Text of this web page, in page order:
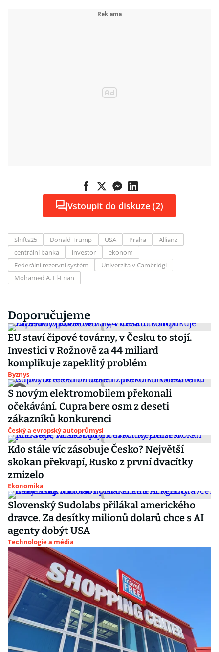
Vstoupit do diskuze (2)
Shifts25 Donald Trump USA Praha
Allianz
centrální banka
investor
ekonom
Federální rezervní systém
Univerzita v Cambridgi
Mohamed A. El-Erian
Doporučujeme
EU staví čipové továrny, v Česku to stojí.
Investici v Rožnově za 44 miliard
komplikuje zapeklitý problém
Byznys
S novým elektromobilem překonali
očekávání. Cupra bere osm z deseti
zákazníků konkurenci
Český a evropský autoprůmysl
Kdo stále víc zásobuje Česko? Největší
skokan překvapí, Rusko z první dvacítky
zmizelo
Ekonomika
Slovenský Sudolabs přilákal amerického
dravce. Za desítky milionů dolarů chce s AI
agenty dobýt USA
Technologie a média